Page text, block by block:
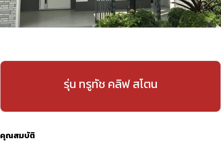
รุ่น ทรูทัช คลิฟ สโตน
คุณสมบัติ